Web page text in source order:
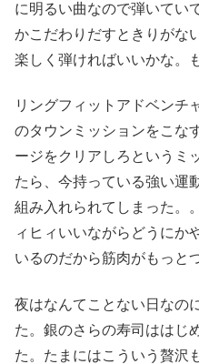
に明るい曲なので弾いてい
かこだわりだすときりがな
楽しく弾ければいいかな。
リングフィットアドベンチ
のタウンミッションをこな
ージをクリアしろというミ
たら、今持っている強い運
組み入れられてしまった。
ィヒィいいながらどうにか
いるのだから筋肉がもっと
夜はなんてことない日なの
た。銀のさらの寿司ははじ
た。たまにはこういう贅沢